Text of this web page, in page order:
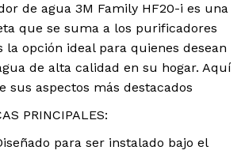
de agua 3M Family HF20-i es una
que se suma a los purificadores
la opción ideal para quienes desean
de alta calidad en su hogar. Aquí
sus aspectos más destacados
PRINCIPALES:
para ser instalado bajo el